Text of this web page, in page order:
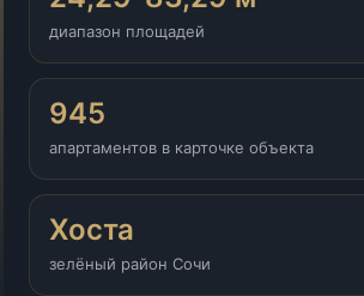
диапазон площадей
945
апартаментов в карточке объекта
Хоста
зелёный район Сочи